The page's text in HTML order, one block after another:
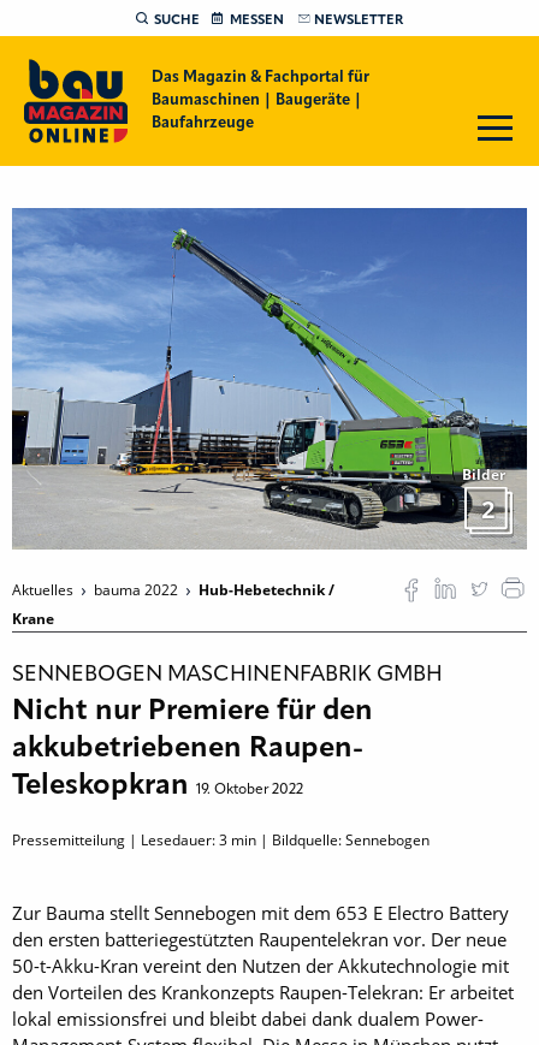
SUCHE MESSEN NEWSLETTER
Das Magazin & Fachportal für
Baumaschinen | Baugeräte |
Baufahrzeuge
Bilder
2
Aktuelles bauma 2022
Hub-Hebetechnik /
Krane
SENNEBOGEN MASCHINENFABRIK GMBH
Nicht nur Premiere für den
akkubetriebenen Raupen-
Teleskopkran
19. Oktober 2022
Pressemitteilung | Lesedauer:3 min | Bildquelle: Sennebogen
Zur Bauma stellt Sennebogen mit dem 653 E Electro Battery
den ersten batteriegestützten Raupentelekran vor. Der neue
50-t-Akku-Kran vereint den Nutzen der Akkutechnologie mit
den Vorteilen des Krankonzepts Raupen-Telekran: Er arbeitet
lokal emissionsfrei und bleibt dabei dank dualem Power-